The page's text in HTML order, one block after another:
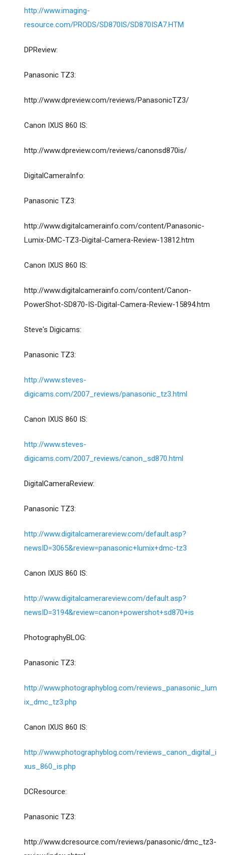
http://www.imaging-
resource.com/PRODS/SD870IS/SD870ISA7.HTM
DPReview:
Panasonic TZ3:
http://www.dpreview.com/reviews/PanasonicTZ3/
Canon IXUS 860 IS:
http://www.dpreview.com/reviews/canonsd870is/
DigitalCameraInfo:
Panasonic TZ3:
http://www.digitalcamerainfo.com/content/Panasonic-
Lumix-DMC-TZ3-Digital-Camera-Review-13812.htm
Canon IXUS 860 IS:
http://www.digitalcamerainfo.com/content/Canon-
PowerShot-SD870-IS-Digital-Camera-Review-15894.htm
Steve's Digicams:
Panasonic TZ3:
http://www.steves-
digicams.com/2007_reviews/panasonic_tz3.html
Canon IXUS 860 IS:
http://www.steves-
digicams.com/2007_reviews/canon_sd870.html
DigitalCameraReview:
Panasonic TZ3:
http://www.digitalcamerareview.com/default.asp?
newsID=3065&review=panasonic+lumix+dmc-tz3
Canon IXUS 860 IS:
http://www.digitalcamerareview.com/default.asp?
newsID=3194&review=canon+powershot+sd870+is
PhotographyBLOG:
Panasonic TZ3:
http://www.photographyblog.com/reviews_panasonic_lum
ix_dmc_tz3.php
Canon IXUS 860 IS:
http://www.photographyblog.com/reviews_canon_digital_i
xus_860_is.php
DCResource:
Panasonic TZ3:
http://www.dcresource.com/reviews/panasonic/dmc_tz3-